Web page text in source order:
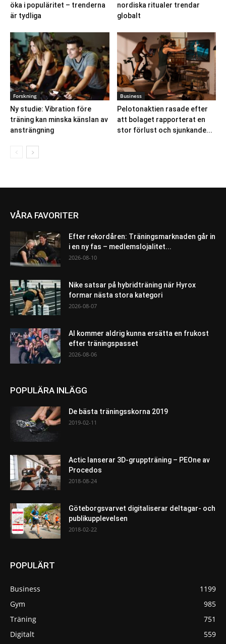
öka i populäritet – trenderna
är tydliga
nordiska ritualer trendar
globalt
Forskning
Ny studie: Vibration före
träning kan minska känslan av
ansträngning
Business
Pelotonaktien rasade efter
att bolaget rapporterat en
stor förlust och sjunkande...
VÅRA FAVORITER
Efter rekordåren: Träningsmarknaden går in
i en ny fas – medlemslojalitet...
2026-08-10
Nike satsar på hybridträning när Hyrox
formar nästa stora kategori
2026-08-07
AI kommer aldrig kunna ersätta en frukost
efter träningspasset
2026-08-06
POPULÄRA INLÄGG
De bästa träningsskorna 2019
2019-02-11
Actic lanserar 3D-gruppträning – PEOne av
Procedos
2018-08-24
Göteborgsvarvet digitaliserar deltagar- och
publikupplevelsen
2018-02-22
POPULÄRT
Business
1199
Gym
985
Träning
751
Digitalt
559